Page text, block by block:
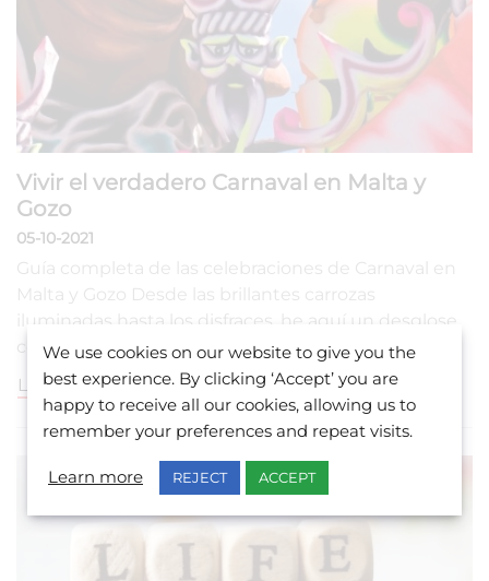
Vivir el verdadero Carnaval en Malta y
Gozo
05-10-2021
Guía completa de las celebraciones de Carnaval en
Malta y Gozo Desde las brillantes carrozas
iluminadas hasta los disfraces, he aquí un desglose
completo de…
LEER MÁS
We use cookies on our website to give you the
best experience. By clicking ‘Accept’ you are
happy to receive all our cookies, allowing us to
remember your preferences and repeat visits.
Learn more REJECT ACCEPT